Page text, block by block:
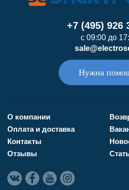
+7 (495) 926
с 09:00 до
Нужна
О компании
Оплата и доставка
Контакты
Отзывы